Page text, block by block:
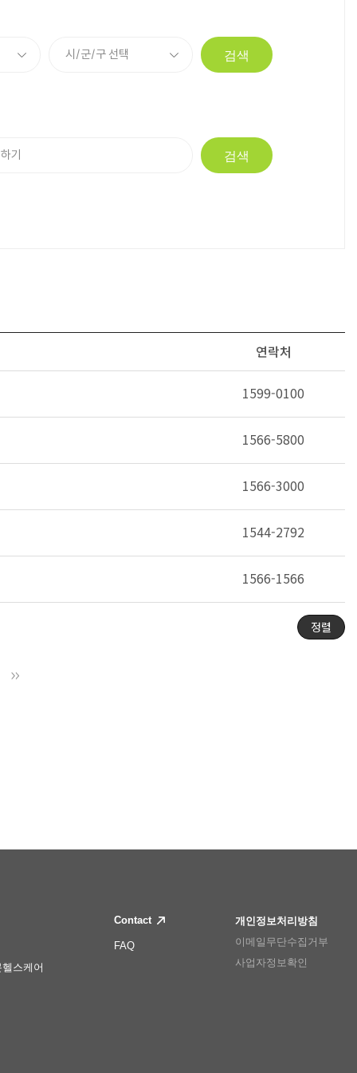
검색
검색
연락처
1599-0100
1566-5800
1566-3000
1544-2792
1566-1566
정렬
스케어
Contact
FAQ
개인정보처리방침
이메일무단수집거부
사업자정보확인